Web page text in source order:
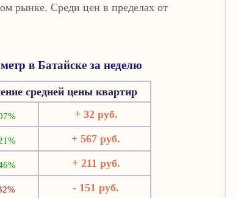
рынке. Среди цен в пределах от
в Батайскеза неделю
средней цены квартир
+ 32 руб.
+ 567 руб.
+ 211 руб.
- 151 руб.